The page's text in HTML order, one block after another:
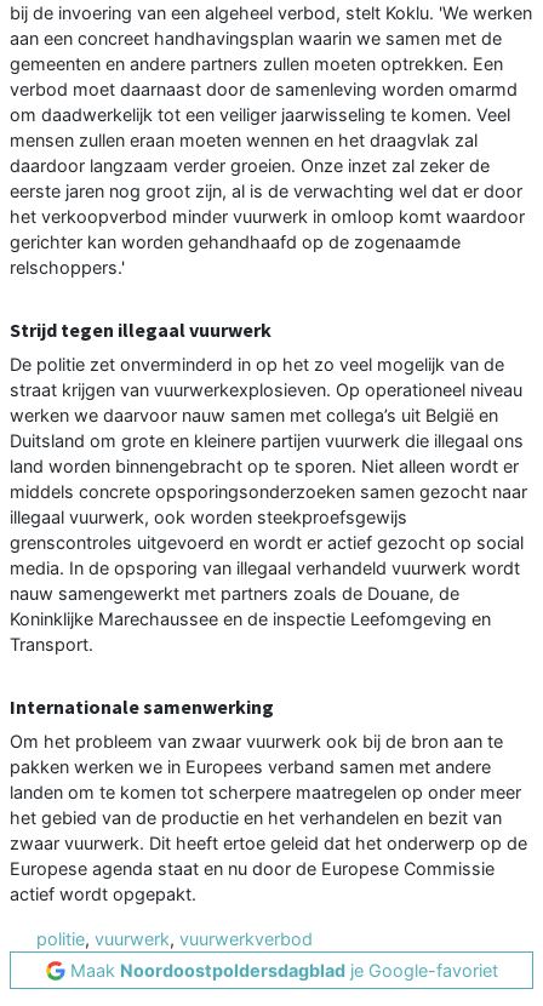
bij de invoering van een algeheel verbod, stelt Koklu. 'We werken
aan een concreet handhavingsplan waarin we samen met de
gemeenten en andere partners zullen moeten optrekken. Een
verbod moet daarnaast door de samenleving worden omarmd
om daadwerkelijk tot een veiliger jaarwisseling te komen. Veel
mensen zullen eraan moeten wennen en het draagvlak zal
daardoor langzaam verder groeien. Onze inzet zal zeker de
eerste jaren nog groot zijn, al is de verwachting wel dat er door
het verkoopverbod minder vuurwerk in omloop komt waardoor
gerichter kan worden gehandhaafd op de zogenaamde
relschoppers.'
Strijd tegen illegaal vuurwerk
De politie zet onverminderd in op het zo veel mogelijk van de
straat krijgen van vuurwerkexplosieven. Op operationeel niveau
werken we daarvoor nauw samen met collega’s uit België en
Duitsland om grote en kleinere partijen vuurwerk die illegaal ons
land worden binnengebracht op te sporen. Niet alleen wordt er
middels concrete opsporingsonderzoeken samen gezocht naar
illegaal vuurwerk, ook worden steekproefsgewijs
grenscontroles uitgevoerd en wordt er actief gezocht op social
media. In de opsporing van illegaal verhandeld vuurwerk wordt
nauw samengewerkt met partners zoals de Douane, de
Koninklijke Marechaussee en de inspectie Leefomgeving en
Transport.
Internationale samenwerking
Om het probleem van zwaar vuurwerk ook bij de bron aan te
pakken werken we in Europees verband samen met andere
landen om te komen tot scherpere maatregelen op onder meer
het gebied van de productie en het verhandelen en bezit van
zwaar vuurwerk. Dit heeft ertoe geleid dat het onderwerp op de
Europese agenda staat en nu door de Europese Commissie
actief wordt opgepakt.
politie, vuurwerk, vuurwerkverbod
Maak Noordoostpoldersdagbladje Google-favoriet